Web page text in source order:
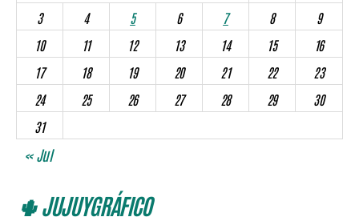
3
4 5 6 7 8
9
10
11 12 13 14 15
16
17
18 19 20 21 22
23
24
25 26 27 28 29
30
31
« Jul
🌵 JUJUYGRÁFICO